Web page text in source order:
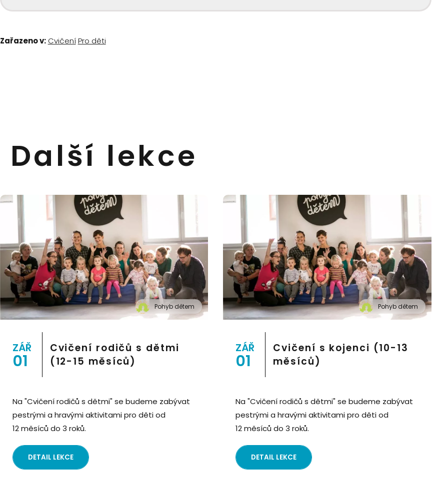
Zařazeno v: Cvičení Pro děti
Další lekce
Pohyb dětem
ZÁŘ
01
Cvičení rodičů s dětmi
(12-15 měsíců)
Na "Cvičení rodičů s dětmi" se budeme zabývat
pestrými a hravými aktivitami pro děti od
12 měsíců do 3 roků.
DETAIL LEKCE
Pohyb dětem
ZÁŘ
01
Cvičení s kojenci (10-13
měsíců)
Na "Cvičení rodičů s dětmi" se budeme zabývat
pestrými a hravými aktivitami pro děti od
12 měsíců do 3 roků.
DETAIL LEKCE